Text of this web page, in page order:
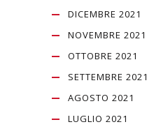
DICEMBRE 2021
NOVEMBRE 2021
OTTOBRE 2021
SETTEMBRE 2021
AGOSTO 2021
LUGLIO 2021